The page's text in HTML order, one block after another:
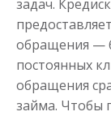
задач.
обращения —
постоянных
обращения
займа. Чтобы